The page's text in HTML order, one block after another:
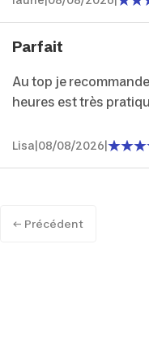
Parfait
Au top je
heures est très
Lisa|08/08/2026|
← Précédent